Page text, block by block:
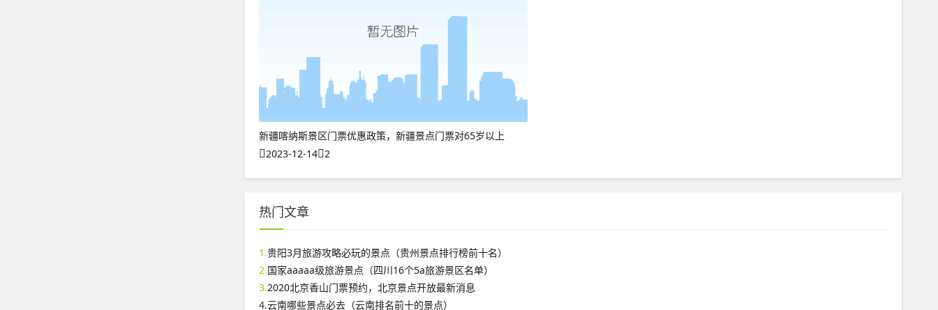
新疆喀纳斯景区门票优惠政策，新疆景点门票对65岁以上
2023-12-14 2
热门文章
1.贵阳3月旅游攻略必玩的景点（贵州景点排行榜前十名）
2.国家aaaaa级旅游景点（四川16个5a旅游景区名单）
3.2020北京香山门票预约，北京景点开放最新消息
4.云南哪些景点必去（云南排名前十的景点）